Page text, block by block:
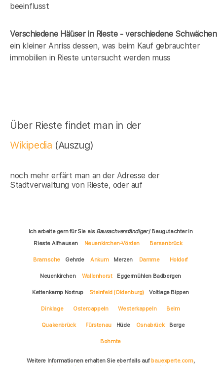
beeinflusst
Verschiedene Häüser in Rieste - verschiedene Schwächen
ein kleiner Anriss dessen, was beim Kauf gebrauchter
immobilien in Rieste untersucht werden muss
Über Rieste findet man in der
Wikipedia (Auszug)
noch mehr erfärt man an der Adresse der
Stadtverwaltung von Rieste, oder auf
Ich arbeite gern für Sie als Bausachverständiger/ Baugutachter in
Rieste Alfhausen
Neuenkirchen-Vörden Bersenbrück
Bramsche Gehrde Ankum Merzen Damme Holdorf
Neuenkirchen Wallenhorst Eggermühlen Badbergen
Kettenkamp Nortrup Steinfeld (Oldenburg) Voltlage Bippen
Dinklage Ostercappeln Westerkappeln Belm
Quakenbrück Fürstenau Hüde Osnabrück Berge
Bohmte
Weitere Informationen erhalten Sie ebenfalls auf bauexperte.com,